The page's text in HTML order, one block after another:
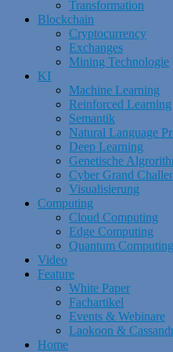
Transformation
Blockchain
Cryptocurrency
Exchanges
Mining Technologie
KI
Machine Learning
Reinforced Learning
Semantik
Natural Language
Deep Learning
Genetische
Cyber Grand
Visualisierung
Computing
Cloud Computing
Edge Computing
Quantum Computing
Video
Feature
White Paper
Fachartikel
Events & Webinare
Laokoon &
Home